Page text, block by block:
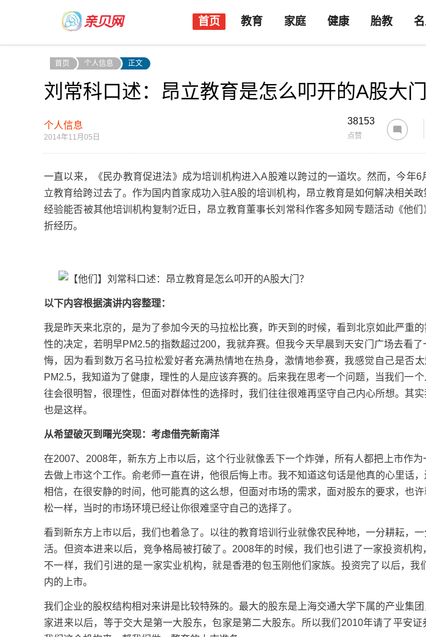
首页 教育 家庭 健康 胎教
首页 个人信息 正文
刘常科口述：昂立教育是怎么叩开的A股大门
个人信息
2014年11月05日
38153
点赞
一直以来，《民办教育促进法》成为培训机构进入A股难以跨过的一道坎。然而，今年6
立教育给跨过去了。作为国内首家成功入驻A股的培训机构，昂立教育是如何解决相关
经验能否被其他培训机构复制?近日，昂立教育董事长刘常科作客多知网专题活动《他
折经历。
以下内容根据演讲内容整理：
我是昨天来北京的，是为了参加今天的马拉松比赛，昨天到的时候，看到北京如此严重
性的决定，若明早PM2.5的指数超过200，我就弃赛。但我今天早晨到天安门广场去看
悔，因为看到数万名马拉松爱好者充满热情地在热身，激情地参赛，我感觉自己是否
PM2.5，我知道为了健康，理性的人是应该弃赛的。后来我在思考一个问题，当我们一
往会很明智，很理性，但面对群体性的选择时，我们往往很难再坚守自己内心所想。其
也是这样。
从希望破灭到曙光突现：考虑借壳新南洋
在2007、2008年，新东方上市以后，这个行业就像丢下一个炸弹，所有人都把上市作
去做上市这个工作。俞老师一直在讲，他很后悔上市。我不知道这句话是他真的心里话
相信，在很安静的时间，他可能真的这么想，但面对市场的需求，面对股东的要求，也
松一样，当时的市场环境已经让你很难坚守自己的选择了。
看到新东方上市以后，我们也着急了。以往的教育培训行业就像农民种地，一分耕耘，
活。但资本进来以后，竞争格局被打破了。2008年的时候，我们也引进了一家投资机
不一样，我们引进的是一家实业机构，就是香港的包玉刚他们家族。投资完了以后，我
内的上市。
我们企业的股权结构相对来讲是比较特殊的。最大的股东是上海交通大学下属的产业集
家进来以后，等于交大是第一大股东，包家是第二大股东。所以我们2010年请了平安证